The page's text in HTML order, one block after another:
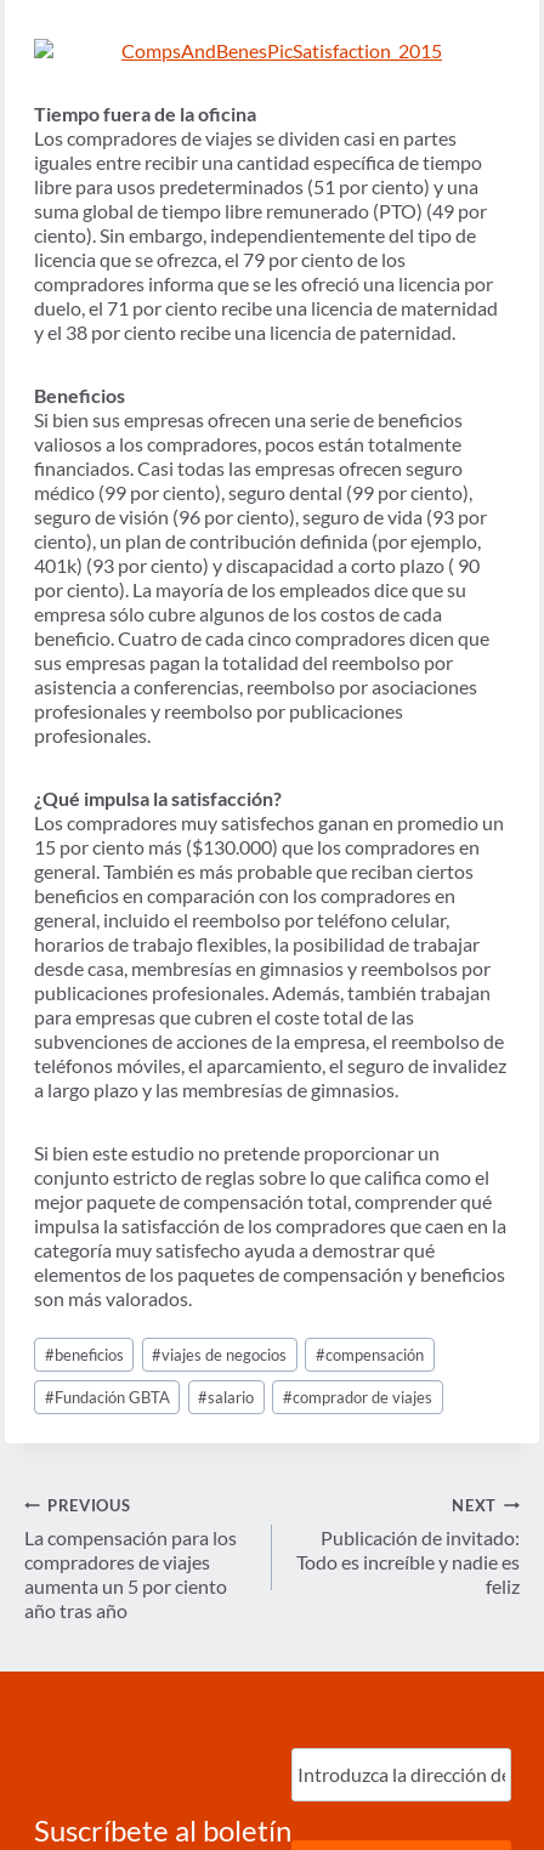
Tiempo fuera de la oficina
Los compradores de viajes se dividen casi en partes
iguales entre recibir una cantidad específica de tiempo
libre para usos predeterminados (51 por ciento) y una
suma global de tiempo libre remunerado (PTO) (49 por
ciento). Sin embargo, independientemente del tipo de
licencia que se ofrezca, el 79 por ciento de los
compradores informa que se les ofreció una licencia por
duelo, el 71 por ciento recibe una licencia de maternidad
y el 38 por ciento recibe una licencia de paternidad.
Beneficios
Si bien sus empresas ofrecen una serie de beneficios
valiosos a los compradores, pocos están totalmente
financiados. Casi todas las empresas ofrecen seguro
médico (99 por ciento), seguro dental (99 por ciento),
seguro de visión (96 por ciento), seguro de vida (93 por
ciento), un plan de contribución definida (por ejemplo,
401k) (93 por ciento) y discapacidad a corto plazo ( 90
por ciento). La mayoría de los empleados dice que su
empresa sólo cubre algunos de los costos de cada
beneficio. Cuatro de cada cinco compradores dicen que
sus empresas pagan la totalidad del reembolso por
asistencia a conferencias, reembolso por asociaciones
profesionales y reembolso por publicaciones
profesionales.
¿Qué impulsa la satisfacción?
Los compradores muy satisfechos ganan en promedio un
15 por ciento más ($130.000) que los compradores en
general. También es más probable que reciban ciertos
beneficios en comparación con los compradores en
general, incluido el reembolso por teléfono celular,
horarios de trabajo flexibles, la posibilidad de trabajar
desde casa, membresías en gimnasios y reembolsos por
publicaciones profesionales. Además, también trabajan
para empresas que cubren el coste total de las
subvenciones de acciones de la empresa, el reembolso de
teléfonos móviles, el aparcamiento, el seguro de invalidez
a largo plazo y las membresías de gimnasios.
Si bien este estudio no pretende proporcionar un
conjunto estricto de reglas sobre lo que califica como el
mejor paquete de compensación total, comprender qué
impulsa la satisfacción de los compradores que caen en la
categoría muy satisfecho ayuda a demostrar qué
elementos de los paquetes de compensación y beneficios
son más valorados.
Post
Tags:
#beneficios #viajes de negocios #compensación
#Fundación GBTA #salario #comprador de viajes
Navegación
de
entradas
PREVIOUS
La compensación para los
compradores de viajes
aumenta un 5 por ciento
año tras año
NEXT
Publicación de invitado:
Todo es increíble y nadie es
feliz
Suscríbete al boletín
Ingrese
correo
electrónico